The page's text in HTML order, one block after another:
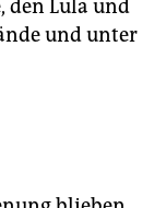
den Lula und
und unter